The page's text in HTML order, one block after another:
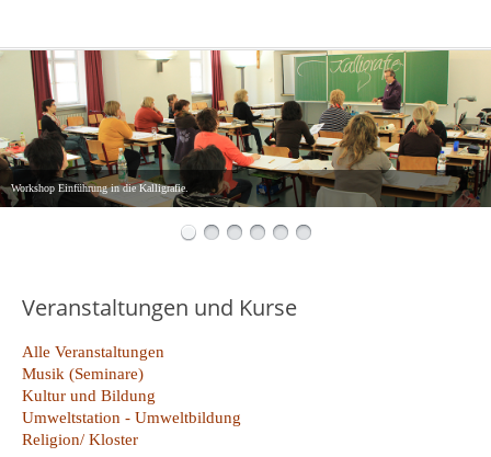
Workshop Einführung in die Kalligrafie.
Veranstaltungen und Kurse
Alle Veranstaltungen
Musik (Seminare)
Kultur und Bildung
Umweltstation - Umweltbildung
Religion/ Kloster